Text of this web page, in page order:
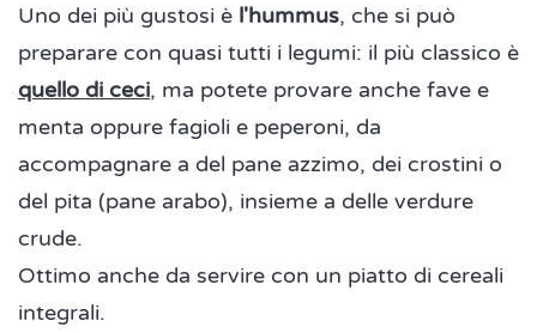
Uno dei più gustosi è l'hummus, che si può
preparare con quasi tutti i legumi: il più classico è
quello di ceci, ma potete provare anche fave e
menta oppure fagioli e peperoni, da
accompagnare a del pane azzimo, dei crostini o
del pita (pane arabo), insieme a delle verdure
crude.
Ottimo anche da servire con un piatto di cereali
integrali.